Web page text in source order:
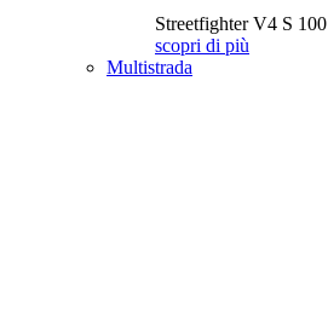
Streetfighter V4 S 100
scopri di più
Multistrada